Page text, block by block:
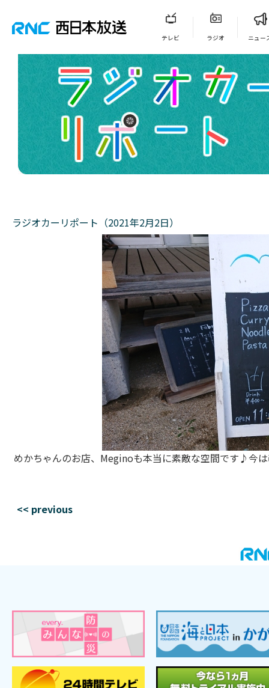
テレビ ラジオ ニュー
ラジオカーリポート（2021年2月2日）
めかちゃんのお店、Meginoも本当に素敵な空間です♪今
<< previous